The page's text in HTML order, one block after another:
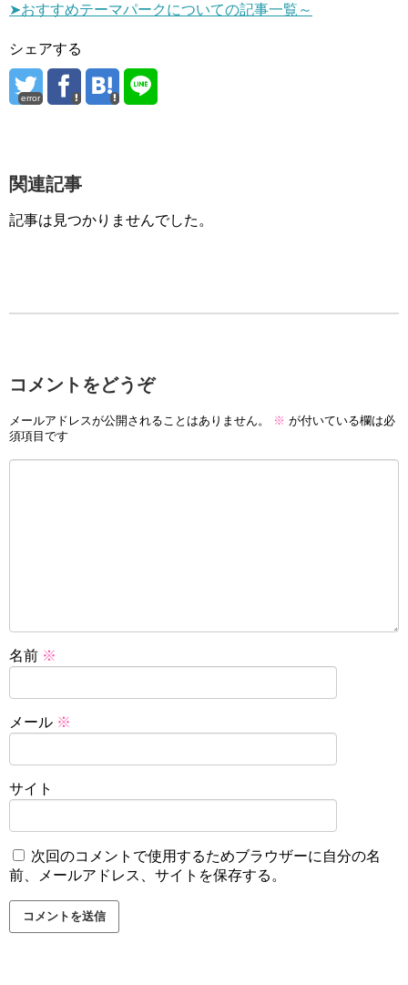
➤おすすめテーマパークについての記事一覧～
シェアする
error
関連記事
記事は見つかりませんでした。
コメントをどうぞ
メールアドレスが公開されることはありません。 ※ が付いている欄は必
須項目です
名前 ※
メール ※
サイト
次回のコメントで使用するためブラウザーに自分の名
前、メールアドレス、サイトを保存する。